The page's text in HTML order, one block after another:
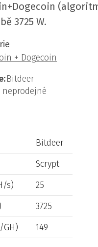
3725 W.
+ Dogecoin
Bitdeer
neprodejné
Bitdeer
Scrypt
s)
25
3725
149